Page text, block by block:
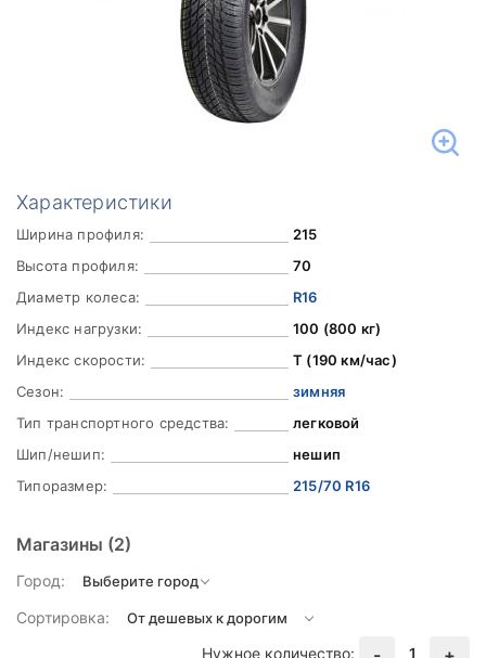
Характеристики
Ширина профиля:
215
Высота профиля:
70
Диаметр колеса:
R16
Индекс нагрузки:
100 (800 кг)
Индекс скорости:
T (190 км/час)
Сезон:
зимняя
Тип транспортного средства:
легковой
Шип/нешип:
нешип
Типоразмер:
215/70 R16
Магазины (2)
Город:
Сортировка:
Нужное количество:
1